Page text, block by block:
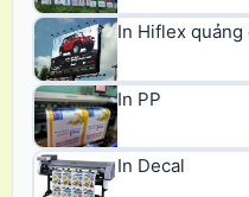
In Hiflex quảng
In PP
In Decal